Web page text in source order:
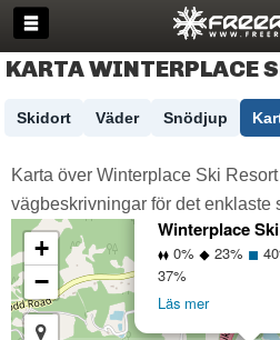
KARTA WINTERPLACE
Skidort Väder Snödjup
Karta över Winterplace Ski
vägbeskrivningar för det enklaste
Winterplace
0% 23%
37%
Läs mer
+
−